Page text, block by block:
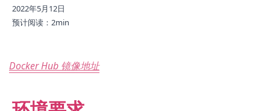
2022年5月12日
预计阅读： 2min
Docker Hub 镜像地址